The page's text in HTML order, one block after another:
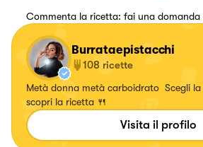
Commenta la ricetta: fai una
Burrataepistacchi
108 ricette
Metà donna metà carboidrato Scegli
scopri la ricetta 🍴
Visita il profilo